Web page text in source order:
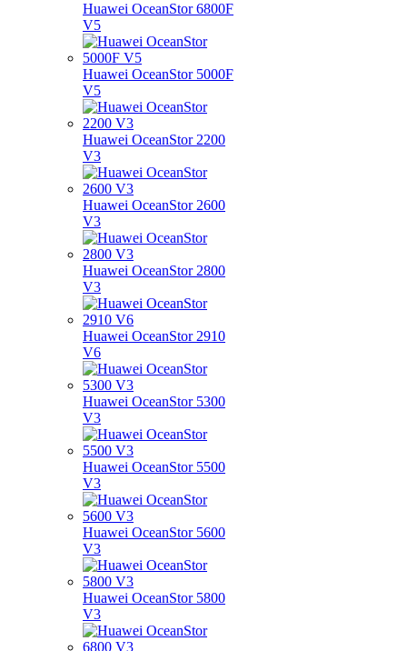
Huawei OceanStor 6800F
V5
Huawei OceanStor 5000F
V5
Huawei OceanStor 2200
V3
Huawei OceanStor 2600
V3
Huawei OceanStor 2800
V3
Huawei OceanStor 2910
V6
Huawei OceanStor 5300
V3
Huawei OceanStor 5500
V3
Huawei OceanStor 5600
V3
Huawei OceanStor 5800
V3